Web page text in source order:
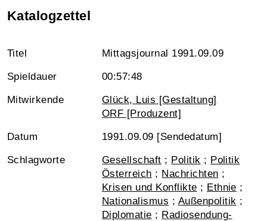
Katalogzettel
Titel Mittagsjournal 1991.09.09
Spieldauer 00:57:48
Mitwirkende
Glück, Luis [Gestaltung]
ORF [Produzent]
Datum 1991.09.09 [Sendedatum]
Schlagworte Gesellschaft ; Politik ; Politik
Österreich ; Nachrichten ;
Krisen und Konflikte ; Ethnie ;
Nationalismus ; Außenpolitik ;
Diplomatie ; Radiosendung-